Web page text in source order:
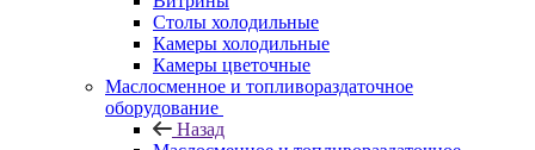
Столы холодильные
Камеры холодильные
Камеры цветочные
Маслосменное и топливораздаточное
оборудование
Назад